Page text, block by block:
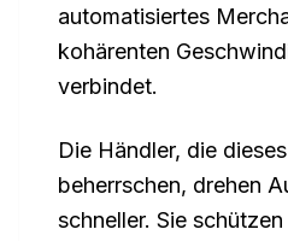
automatisiertes
kohärenten
verbindet.
Die Händler, die
beherrschen, drehen
schneller. Sie